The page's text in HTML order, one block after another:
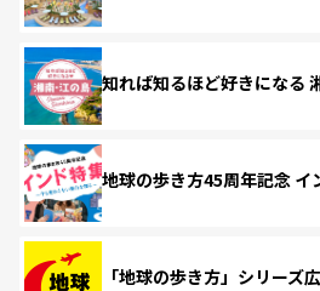
知れば知るほど好きになる
地球の歩き方45周年記念 イ
「地球の歩き方」シリーズ